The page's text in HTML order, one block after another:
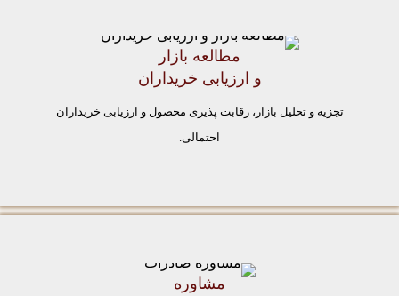
مطالعه بازار
و ارزیابی خریداران
تجزیه و تحلیل بازار، رقابت پذیری محصول و ارزیابی خریداران
احتمالی.
مشاوره